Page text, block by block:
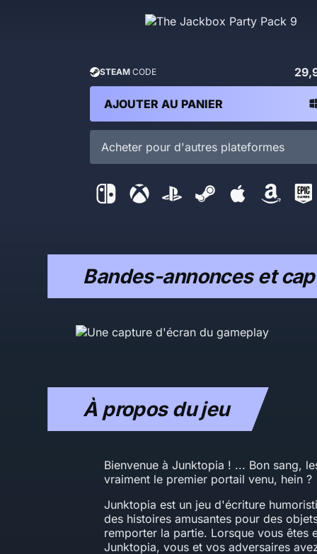
STEAM CODE
AJOUTER AU PANIER
Acheter pour d'autres plateformes
Bandes-annonces et
À propos du jeu
Bienvenue à Junktopia ! ... Bon sang,
vraiment le premier portail venu, hein ?
Junktopia est un jeu d'écriture
des histoires amusantes pour des
remporter la partie. Lorsque vous êtes
Junktopia, vous et vos adversaires